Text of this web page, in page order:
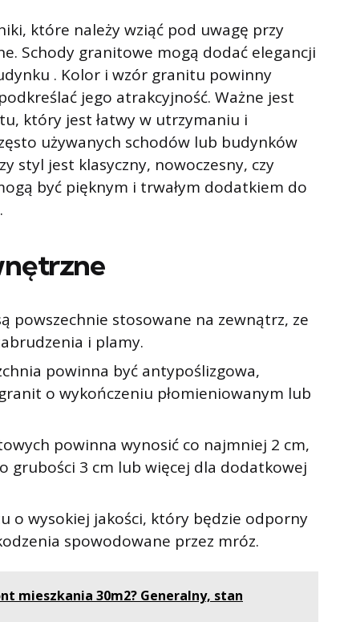
które należy wziąć pod uwagę przy
Schody granitowe mogą dodać elegancji
. Kolor i wzór granitu powinny
jego atrakcyjność. Ważne jest
który jest łatwy w utrzymaniu i
używanych schodów lub budynków
styl jest klasyczny, nowoczesny, czy
być pięknym i trwałym dodatkiem do
powszechnie stosowane na zewnątrz, ze
i plamy.
powinna być antypoślizgowa,
o wykończeniu płomieniowanym lub
powinna wynosić co najmniej 2 cm,
grubości 3 cm lub więcej dla dodatkowej
o wysokiej jakości, który będzie odporny
spowodowane przez mróz.
mieszkania 30m2? Generalny, stan